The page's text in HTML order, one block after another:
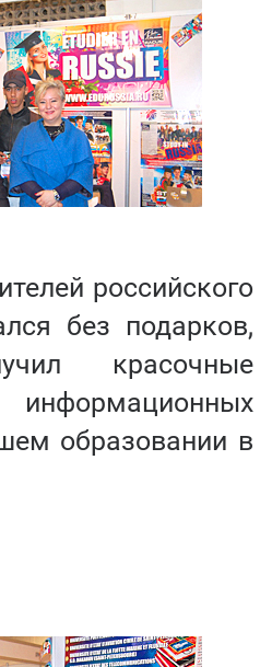
российского
без подарков,
красочные
образовании в